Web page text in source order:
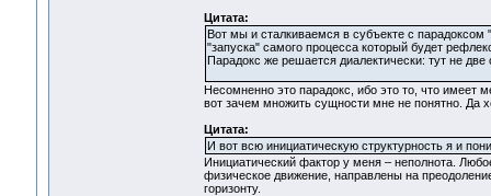
Цитата:
Вот мы и сталкиваемся в субъекте с парадоксом
"запуска" самого процесса который будет
Парадокс же решается диалектически: тут не
Несомненно это парадокс, ибо это то, что имеет
вот зачем множить сущности мне не понятно. Да
Цитата:
И вот всю инициатическую структурность я и
Инициатический фактор у меня – неполнота.
физическое движение, направлены на
горизонту.